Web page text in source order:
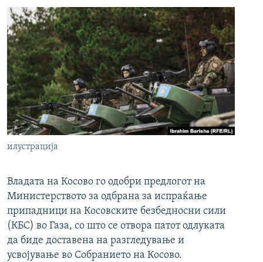
илустрација
Владата на Косово го одобри предлогот на
Министерството за одбрана за испраќање
припадници на Косовските безбедносни сили
(КБС) во Газа, со што се отвора патот одлуката
да биде доставена на разгледување и
усвојување во Собранието на Косово.